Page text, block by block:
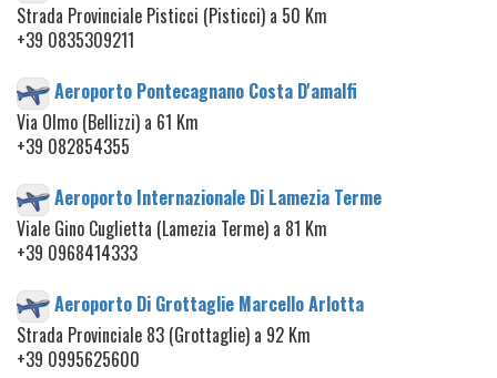
Strada Provinciale Pisticci (Pisticci) a 50 Km
+39 0835309211
Aeroporto Pontecagnano Costa D'amalfi
Via Olmo (Bellizzi) a 61 Km
+39 082854355
Aeroporto Internazionale Di Lamezia Terme
Viale Gino Cuglietta (Lamezia Terme) a 81 Km
+39 0968414333
Aeroporto Di Grottaglie Marcello Arlotta
Strada Provinciale 83 (Grottaglie) a 92 Km
+39 0995625600